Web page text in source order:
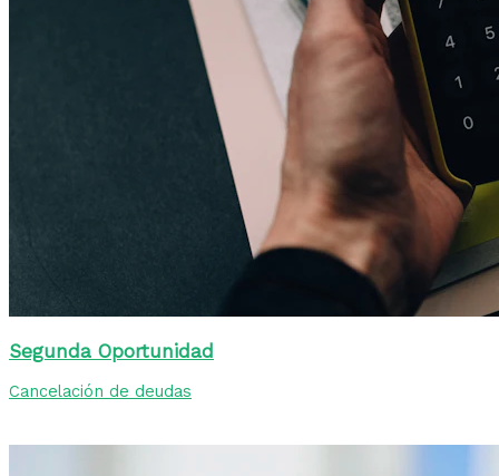
Segunda Oportunidad
Cancelación de deudas